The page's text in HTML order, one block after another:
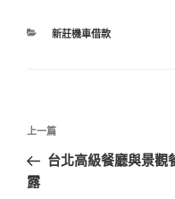
分
新莊機車借款
文
導
上
一
篇
上一篇
台北高級餐廳與景觀
露